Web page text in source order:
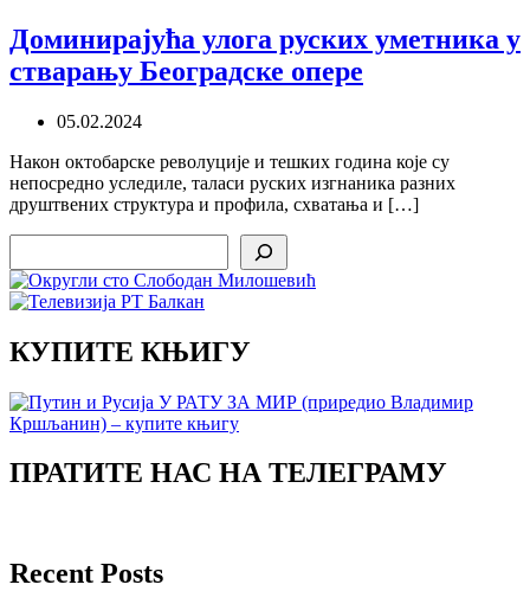
Доминирајућа улога руских уметника у
стварању Београдске опере
05.02.2024
Након октобарске револуције и тешких година које су
непосредно уследиле, таласи руских изгнаника разних
друштвених структура и профила, схватања и […]
КУПИТЕ КЊИГУ
ПРАТИТЕ НАС НА ТЕЛЕГРАМУ
Recent Posts